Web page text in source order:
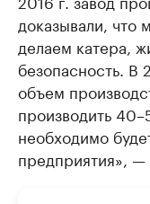
доказывали, что
делаем катера,
безопасность. В
объем
производить
необходимо
предприятия», —